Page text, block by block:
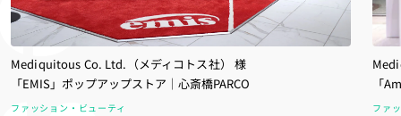
Mediquitous Co. Ltd.（メディコトス社） 様
「EMIS」ポップアップストア｜心斎橋PARCO
ファッション・ビューティ
「
ファ